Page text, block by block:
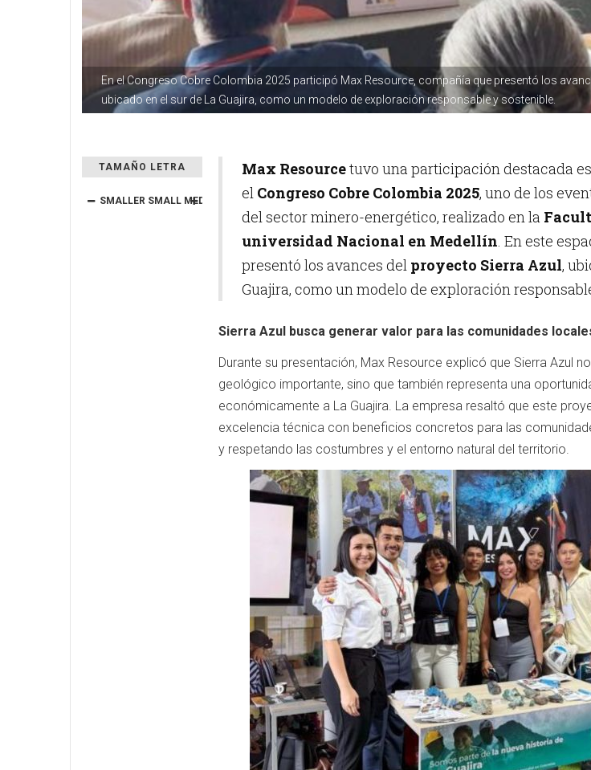
En el Congreso Cobre Colombia 2025 participó Max Resource, compañía que presentó los
ubicado en el sur de La Guajira, como un modelo de exploración responsable y sostenible.
TAMAÑO LETRA
SMALLER SMALL MEDIUM BIGGER
Max Resourcetuvo una participación destacada
el Congreso Cobre Colombia 2025, uno de los
del sector minero-energético, realizado en la
universidad Nacional en Medellín. En este
presentó los avances del proyecto Sierra Azul,
Guajira, como un modelo de exploración
Sierra Azul busca generar valor para las comunidades
Durante su presentación, Max Resource explicó que Sierra Azul
geológico importante, sino que también representa una
económicamente a La Guajira. La empresa resaltó que este
excelencia técnica con beneficios concretos para las
y respetando las costumbres y el entorno natural del territorio.